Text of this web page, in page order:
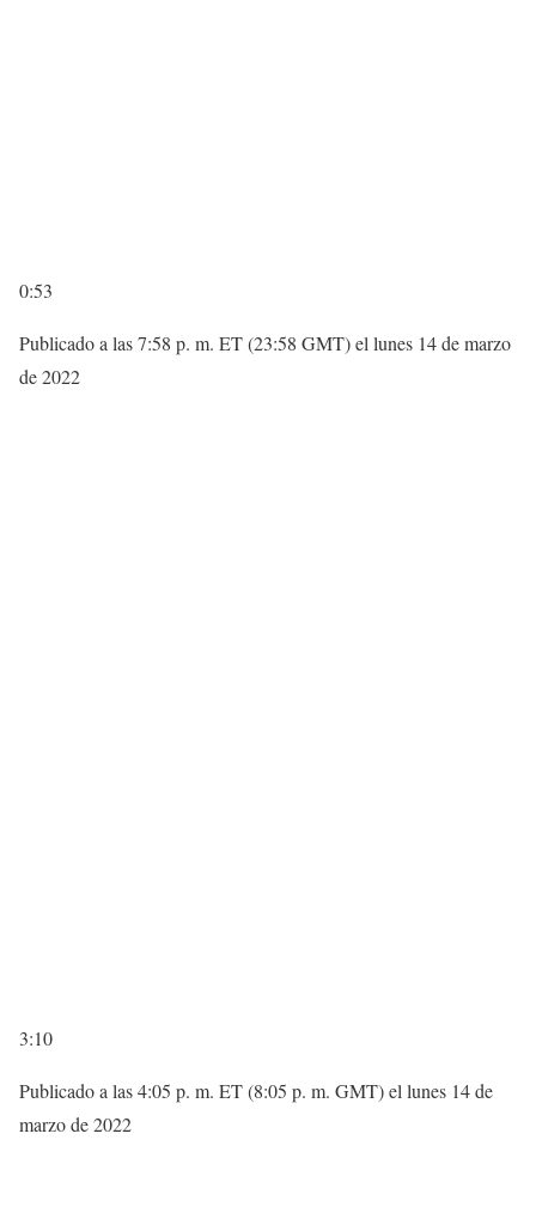
0:53
Publicado a las 7:58 p. m. ET (23:58 GMT) el lunes 14 de marzo
de 2022
3:10
Publicado a las 4:05 p. m. ET (8:05 p. m. GMT) el lunes 14 de
marzo de 2022